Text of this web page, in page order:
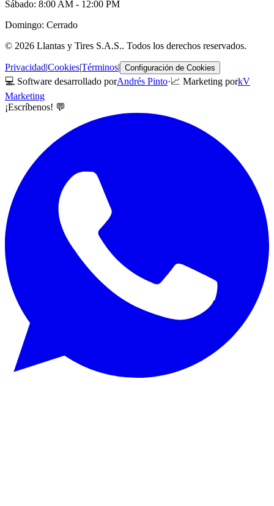
Sábado: 8:00 AM - 12:00 PM
Domingo: Cerrado
© 2026 Llantas y Tires S.A.S.. Todos los derechos reservados.
Privacidad|Cookies|Términos| Configuración de Cookies
💻 Software desarrollado porAndrés Pinto·📈 Marketing porkV
Marketing
¡Escríbenos! 💬